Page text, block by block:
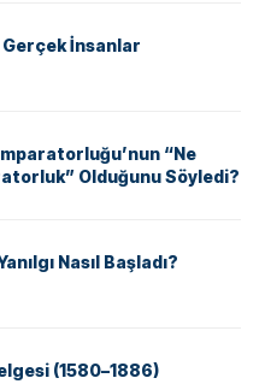
Gerçek İnsanlar
“Ne
Olduğunu Söyledi?
Nasıl Başladı?
(1580–1886)